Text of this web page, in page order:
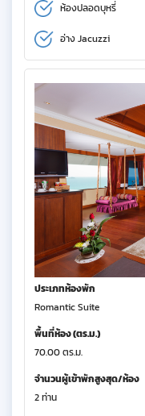
ห้องปลอดบุหรี่
อ่าง Jacuzzi
ประเภทห้องพัก
Romantic Suite
พื้นที่ห้อง (ตร.ม.)
70.00 ตร.ม.
จำนวนผู้เข้าพักสูงสุด/ห้อง
2 ท่าน